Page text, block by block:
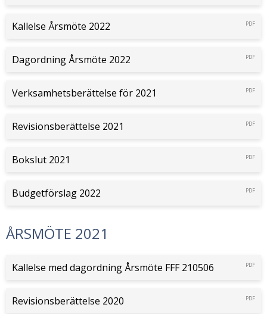
Kallelse Årsmöte 2022 PDF
Dagordning Årsmöte 2022 PDF
Verksamhetsberättelse för 2021 PDF
Revisionsberättelse 2021 PDF
Bokslut 2021 PDF
Budgetförslag 2022 PDF
ÅRSMÖTE 2021
Kallelse med dagordning Årsmöte FFF 210506 PDF
Revisionsberättelse 2020 PDF